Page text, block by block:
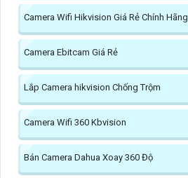
Camera Wifi Hikvision Giá Rẻ Chính Hãng
Camera Ebitcam Giá Rẻ
Lắp Camera hikvision Chống Trộm
Camera Wifi 360 Kbvision
Bán Camera Dahua Xoay 360 Độ